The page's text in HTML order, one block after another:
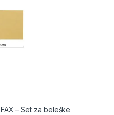
FAX – Set za beleške